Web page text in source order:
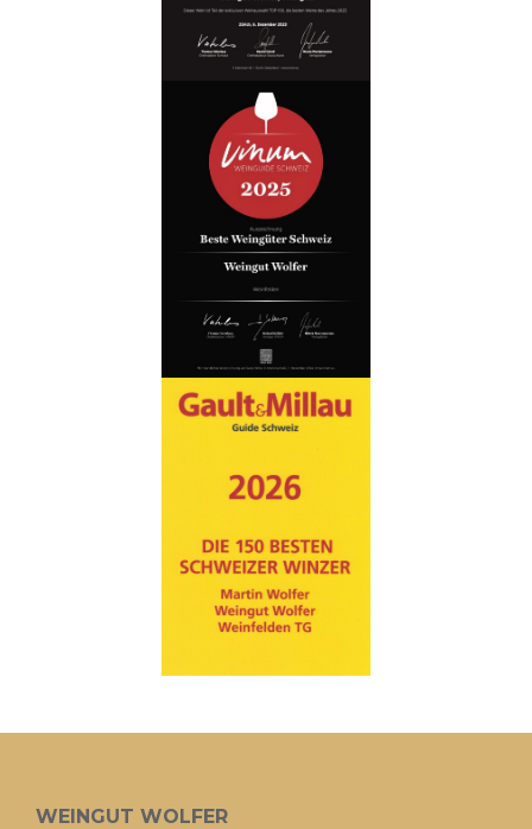
WEINGUT WOLFER